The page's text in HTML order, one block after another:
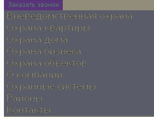
Заказать звонок
Вневедомственная охрана
Охрана квартиры
Охрана дома
Охрана бизнеса
Охрана объектов
О компании
Охранные системы
Районы
Контакты